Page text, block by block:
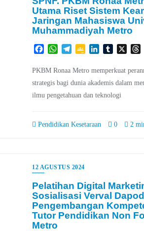
Utama Riset Sistem
Jaringan Mahasiswa
Muhammadiyah Metro
FacebookWhatsApp
TelegramGoogleLinkedInTumblr
X
PKBM Ronaa Metro memperkuat
strategis bagi dunia akademis dalam
ilmu pengetahuan dan teknologi
Pendidikan Kesetaraan 0 2
12 AGUSTUS 2024
Pelatihan Digital
Sosialisasi Verval
Pengembangan
Tutor Pendidikan Non
Metro